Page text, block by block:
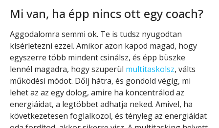
Mi van, ha épp nincs ott egy coach?
Aggodalomra semmi ok. Te is tudsz nyugodtan
kísérletezni ezzel. Amikor azon kapod magad, hogy
egyszerre több mindent csinálsz, és épp büszke
lennél magadra, hogy szuperül multitaskolsz, válts
működési módot. Dőlj hátra, és gondold végig, mi
lehet az az egy dolog, amire ha koncentrálod az
energiáidat, a legtöbbet adhatja neked. Amivel, ha
következetesen foglalkozol, és tényleg az energiáidat